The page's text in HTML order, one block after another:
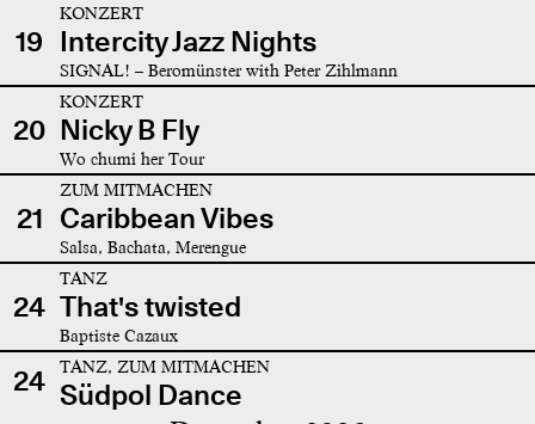
19
KONZERT
Intercity Jazz Nights
SIGNAL! – Beromünster with Peter Zihlmann
20
KONZERT
Nicky B Fly
Wo chumi her Tour
21
ZUM MITMACHEN
Caribbean Vibes
Salsa, Bachata, Merengue
24
TANZ
That's twisted
Baptiste Cazaux
24 TANZ, ZUM MITMACHEN
Südpol Dance